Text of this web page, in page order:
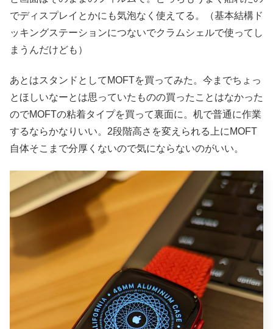
でディスプレイとかにも気泡なく使えてる。（基本結構ド
ッキングステーションにつないでクラムシェルで使ってし
まうんだけども）
あとはスタンドとしてMOFTを買ってみた。今までちょっ
とほしいなーとは思っていたものの買ったことはなかった
のでMOFTの粘着タイプを買って裏面に。机で普通に作業
するならかなりいい。2段階高さを変えられる上にMOFT
自体そこまで分厚くないので気にならないのがいい。